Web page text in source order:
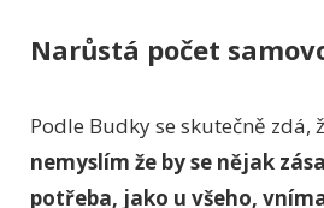
Narůstá počet
Podle Budky se skutečně zdá,
nemyslím že by se nějak
potřeba, jako u všeho,